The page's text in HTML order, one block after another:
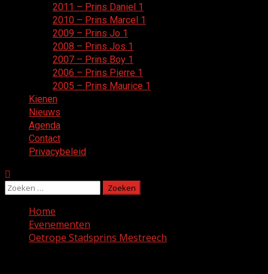
2011 – Prins Daniel 1
2010 – Prins Marcel 1
2009 – Prins Jo 1
2008 – Prins Jos 1
2007 – Prins Boy 1
2006 – Prins Pierre 1
2005 – Prins Maurice 1
Kienen
Nieuws
Agenda
Contact
Privacybeleid
Zoeken
Home
Evenementen
Oetrope Stadsprins Mestreech